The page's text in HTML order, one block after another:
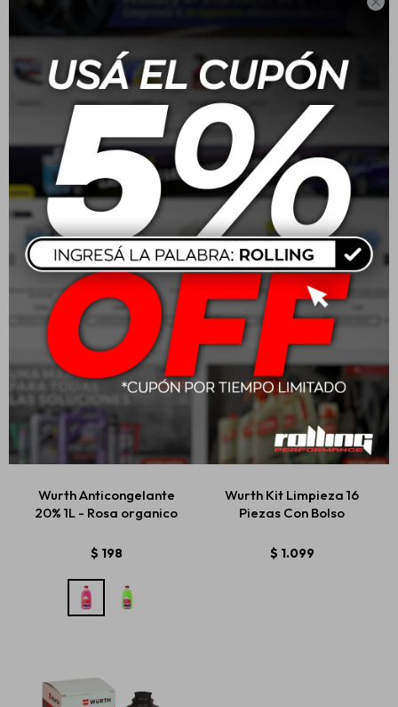
Wurth Limpiador A/C
HSW200 Plus Lavanda
$513
Wurth Anticorrosivo 5L
Rosa
$654
Wurth Anticongelante
20% 1L - Rosa organico
$ 198
Wurth Kit Limpieza 16
Piezas Con Bolso
$ 1.099